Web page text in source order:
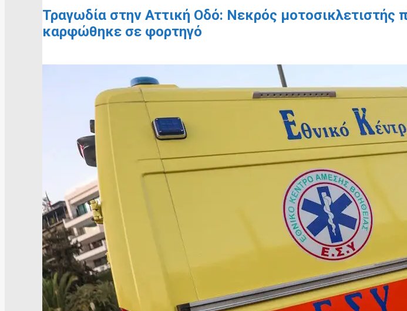
Τραγωδία στην Αττική Οδό: Νεκρός μοτοσικλετιστής
καρφώθηκε σε φορτηγό